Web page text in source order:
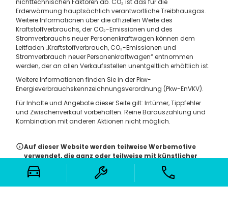
Erderwärmung hauptsächlich verantwortliche Treibhausgas.
Weitere Informationen über die offiziellen Werte des
Kraftstoffverbrauchs, der CO₂-Emissionen und des
Stromverbrauchs neuer Personenkraftwagen können dem
Leitfaden „Kraftstoffverbrauch, CO₂-Emissionen und
Stromverbrauch neuer Personenkraftwagen“ entnommen
werden, der an allen Verkaufsstellen unentgeltlich erhältlich ist.
Weitere Informationen finden Sie in der Pkw-
Energieverbrauchskennzeichnungsverordnung (Pkw-EnVKV).
Für Inhalte und Angebote dieser Seite gilt: Irrtümer, Tippfehler
und Zwischenverkauf vorbehalten. Reine Barauszahlung und
Kombination mit anderen Aktionen nicht möglich.
Auf dieser Website werden teilweise Werbemotive
verwendet, die ganz oder teilweise mit künstlicher
Intelligenz (KI) erstellt wurden.